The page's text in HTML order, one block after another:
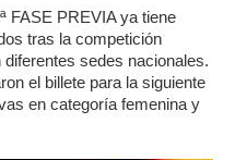
FASE PREVIA ya tiene
tras la competición
sedes nacionales.
el billete para la siguiente
en categoría femenina y